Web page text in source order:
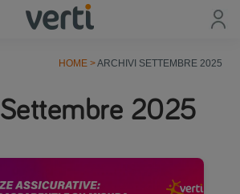
HOME>ARCHIVI SETTEMBRE 2025
Settembre 2025